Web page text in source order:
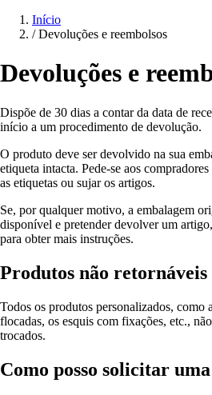
Início
/ Devoluções e reembolsos
Devoluções e
Dispõe de 30 dias a contar da data de
início a um procedimento de devolução.
O produto deve ser devolvido na sua
etiqueta intacta. Pede-se aos
as etiquetas ou sujar os artigos.
Se, por qualquer motivo, a embalagem
disponível e pretender devolver um
para obter mais instruções.
Produtos não retornáveis
Todos os produtos personalizados, como
flocadas, os esquis com fixações, etc.,
trocados.
Como posso solicitar